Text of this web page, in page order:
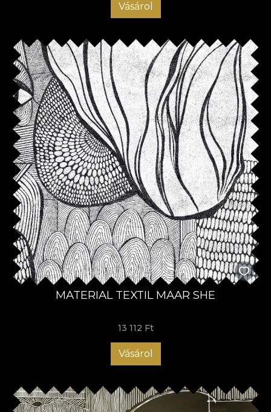
Vásárol
MATERIAL TEXTIL MAAR SHE
13 112 Ft
Vásárol